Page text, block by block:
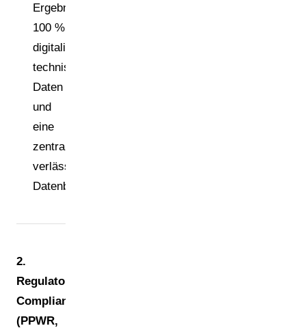
Ergebnis:
100 %
digitalisierte
technische
Daten
und
eine
zentrale,
verlässliche
Datenbasis.
2.
Regulatorische
Compliance
(PPWR,